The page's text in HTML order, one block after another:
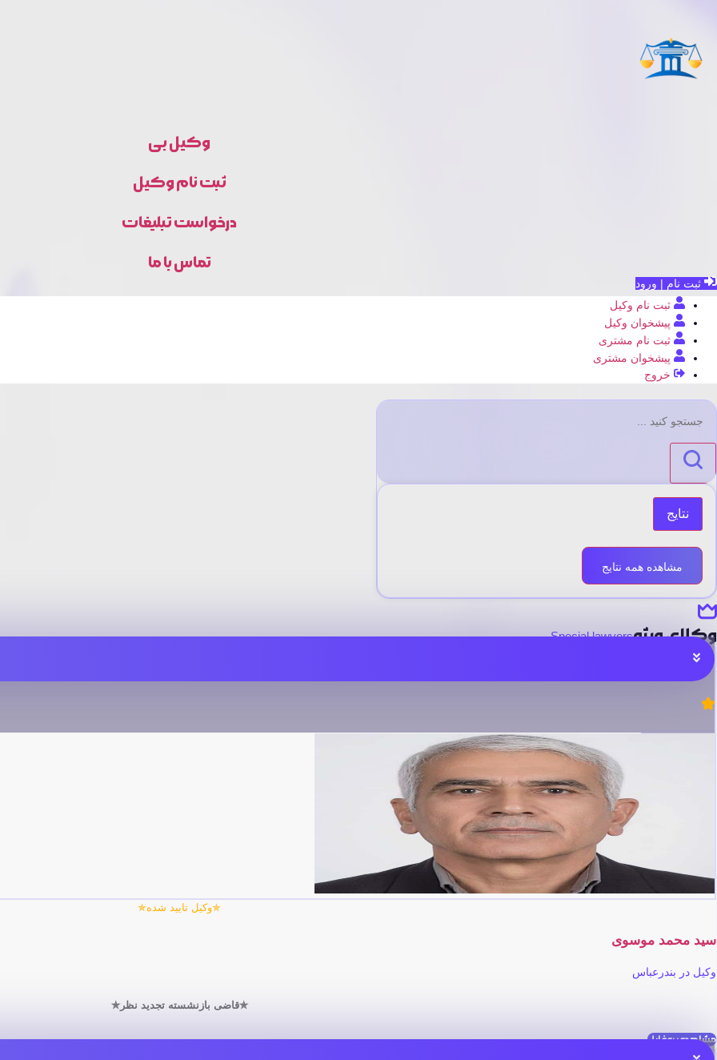
وکیل بی
ثبت نام وکیل
درخواست تبلیغات
تماس با ما
ثبت نام | ورود
ثبت نام وکیل
پیشخوان وکیل
ثبت نام مشتری
پیشخوان مشتری
خروج
جستجو
نتایج
مشاهده همه نتایج
وکلای ویژهSpecial lawyers
✯وکیل تایید شده✯
سید محمد موسوی
وکیل در بندرعباس
✯قاضی بازنشسته تجدید نظر✯
مشاهده پروفایل